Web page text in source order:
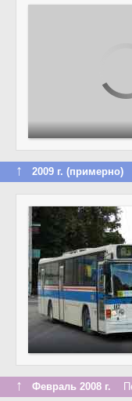
↑ 2009 г. (примерно)
↑ Февраль 2008 г.